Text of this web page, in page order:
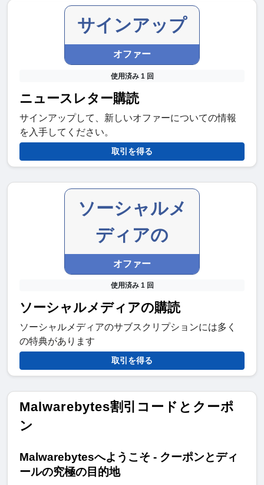
サインアップ
オファー
使用済み 1 回
ニュースレター購読
サインアップして、新しいオファーについての情報
を入手してください。
取引を得る
ソーシャルメ
ディアの
オファー
使用済み 1 回
ソーシャルメディアの購読
ソーシャルメディアのサブスクリプションには多く
の特典があります
取引を得る
Malwarebytes割引コードとクーポ
ン
Malwarebytesへようこそ - クーポンとディ
ールの究極の目的地